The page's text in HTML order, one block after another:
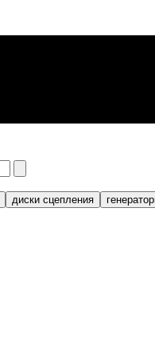
диски сцепления